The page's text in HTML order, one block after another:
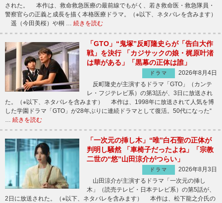
された。 本作は、救命救急医療の最前線でもがく、若き救命医・救急隊員・
警察官らの正義と成長を描く本格医療ドラマ。（※以下、ネタバレを含みます）
遥（今田美桜）や桐 … 続きを読む
「GTO」“鬼塚”反町隆史らが「告白大作
戦」を決行 「カジサックの娘・梶原叶渚
は華がある」「黒幕の正体は誰」
ドラマ
2026年8月4日
反町隆史が主演するドラマ「GTO」（カンテ
レ・フジテレビ系）の第3話が、3日に放送され
た。（※以下、ネタバレを含みます） 本作は、1998年に放送されて人気を博
した学園ドラマ「GTO」が28年ぶりに連続ドラマとして復活。50代になった“
続きを読む
「一次元の挿し木」“唯”白石聖の正体が
判明し騒然 「車椅子だったよね」「宗教
二世の“悠”山田涼介がつらい」
ドラマ
2026年8月3日
山田涼介が主演するドラマ「一次元の挿し
木」（読売テレビ・日本テレビ系）の第5話が、
2日に放送された。（※以下、ネタバレを含みます） 本作は、松下龍之介氏の